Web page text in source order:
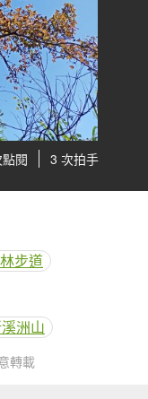
閱 3 次拍手
步道
洲山
轉載